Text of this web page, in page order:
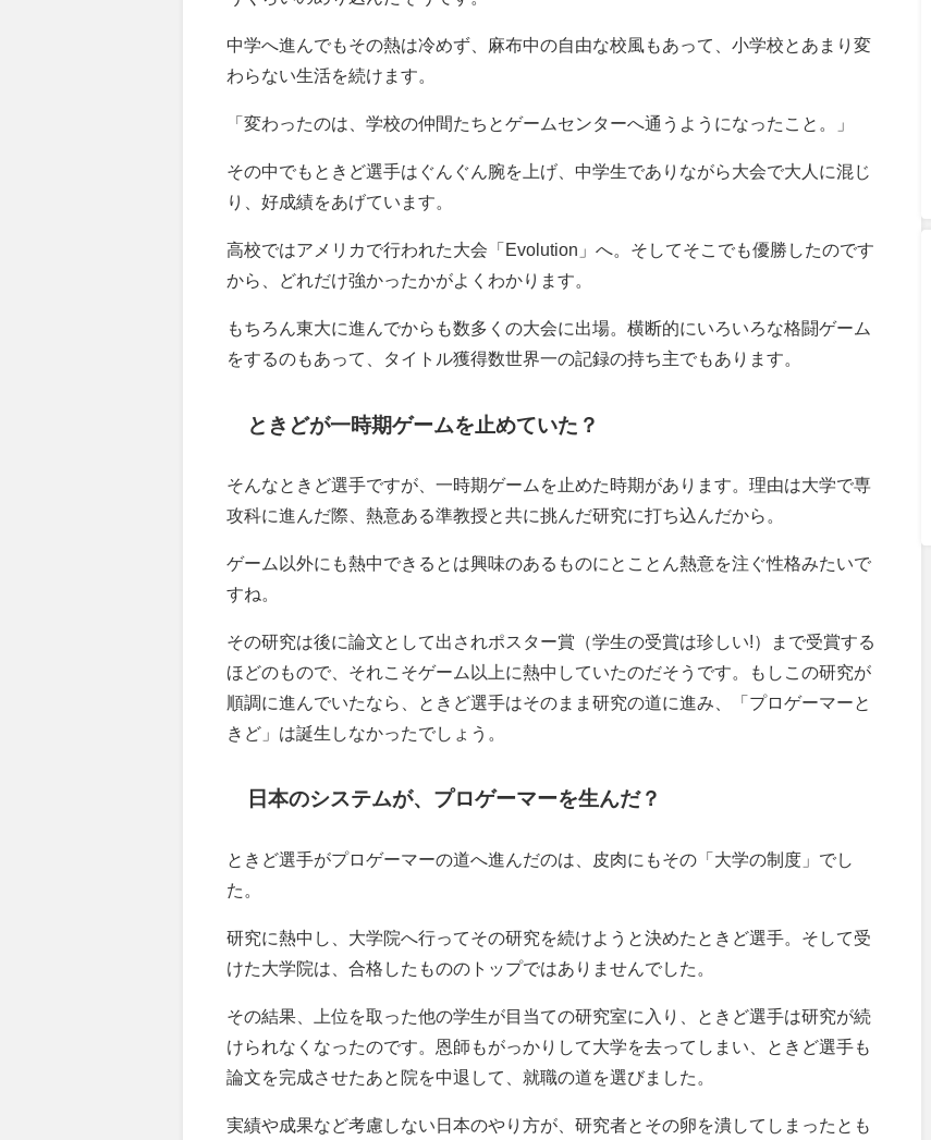
中学へ進んでもその熱は冷めず、麻布中の自由な校風もあって、小学校とあまり変
わらない生活を続けます。
「変わったのは、学校の仲間たちとゲームセンターへ通うようになったこと。」
その中でもときど選手はぐんぐん腕を上げ、中学生でありながら大会で大人に混じ
り、好成績をあげています。
高校ではアメリカで行われた大会「Evolution」へ。そしてそこでも優勝したのです
から、どれだけ強かったかがよくわかります。
もちろん東大に進んでからも数多くの大会に出場。横断的にいろいろな格闘ゲーム
をするのもあって、タイトル獲得数世界一の記録の持ち主でもあります。
ときどが一時期ゲームを止めていた？
そんなときど選手ですが、一時期ゲームを止めた時期があります。理由は大学で専
攻科に進んだ際、熱意ある準教授と共に挑んだ研究に打ち込んだから。
ゲーム以外にも熱中できるとは興味のあるものにとことん熱意を注ぐ性格みたいで
すね。
その研究は後に論文として出されポスター賞（学生の受賞は珍しい!）まで受賞する
ほどのもので、それこそゲーム以上に熱中していたのだそうです。もしこの研究が
順調に進んでいたなら、ときど選手はそのまま研究の道に進み、「プロゲーマーと
きど」は誕生しなかったでしょう。
日本のシステムが、プロゲーマーを生んだ？
ときど選手がプロゲーマーの道へ進んだのは、皮肉にもその「大学の制度」でし
た。
研究に熱中し、大学院へ行ってその研究を続けようと決めたときど選手。そして受
けた大学院は、合格したもののトップではありませんでした。
その結果、上位を取った他の学生が目当ての研究室に入り、ときど選手は研究が続
けられなくなったのです。恩師もがっかりして大学を去ってしまい、ときど選手も
論文を完成させたあと院を中退して、就職の道を選びました。
実績や成果など考慮しない日本のやり方が、研究者とその卵を潰してしまったとも